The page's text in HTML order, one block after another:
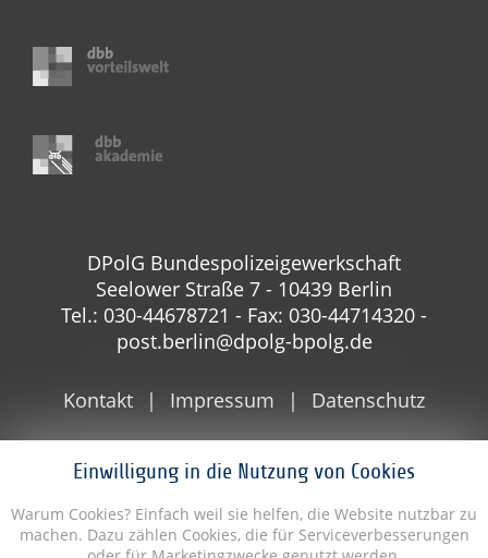
Einwilligung in die Nutzung von Cookies
Warum Cookies? Einfach weil sie helfen, die Website nutzbar zu
machen. Dazu zählen Cookies, die für Serviceverbesserungen
DPolG Bundespolizeigewerkschaft
Seelower Straße 7 - 10439 Berlin
Tel.: 030-44678721 - Fax: 030-44714320 -
post.berlin@dpolg-bpolg.de
Kontakt Impressum Datenschutz